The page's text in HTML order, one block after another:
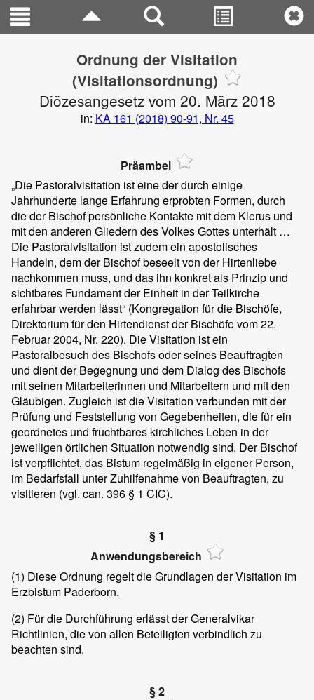
Ordnung der Visitation
(Visitationsordnung)
Diözesangesetz vom 20. März 2018
in: KA 161 (2018) 90-91, Nr. 45
Präambel
„Die Pastoralvisitation ist eine der durch einige
Jahrhunderte lange Erfahrung erprobten Formen, durch
die der Bischof persönliche Kontakte mit dem Klerus und
mit den anderen Gliedern des Volkes Gottes unterhält …
Die Pastoralvisitation ist zudem ein apostolisches
Handeln, dem der Bischof beseelt von der Hirtenliebe
nachkommen muss, und das ihn konkret als Prinzip und
sichtbares Fundament der Einheit in der Teilkirche
erfahrbar werden lässt“ (Kongregation für die Bischöfe,
Direktorium für den Hirtendienst der Bischöfe vom 22.
Februar 2004, Nr. 220). Die Visitation ist ein
Pastoralbesuch des Bischofs oder seines Beauftragten
und dient der Begegnung und dem Dialog des Bischofs
mit seinen Mitarbeiterinnen und Mitarbeitern und mit den
Gläubigen. Zugleich ist die Visitation verbunden mit der
Prüfung und Feststellung von Gegebenheiten, die für ein
geordnetes und fruchtbares kirchliches Leben in der
jeweiligen örtlichen Situation notwendig sind. Der Bischof
ist verpflichtet, das Bistum regelmäßig in eigener Person,
im Bedarfsfall unter Zuhilfenahme von Beauftragten, zu
visitieren (vgl. can. 396 § 1 CIC).
§ 1
Anwendungsbereich
(1) Diese Ordnung regelt die Grundlagen der Visitation im
Erzbistum Paderborn.
(2) Für die Durchführung erlässt der Generalvikar
Richtlinien, die von allen Beteiligten verbindlich zu
beachten sind.
§ 2